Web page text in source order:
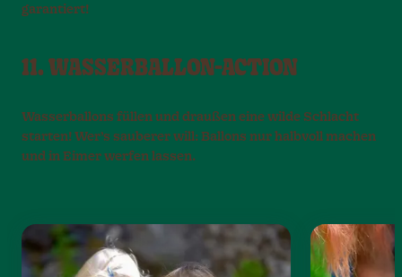
garantiert!
11. WASSERBALLON-ACTION
Wasserballons füllen und draußen eine wilde Schlacht
starten! Wer’s sauberer will: Ballons nur halbvoll machen
und in Eimer werfen lassen.